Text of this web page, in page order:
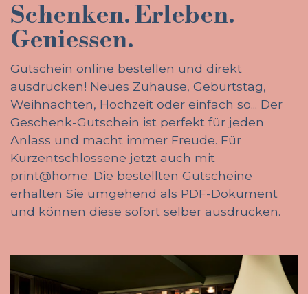
Schenken. Erleben.
Geniessen.
Gutschein online bestellen und direkt
ausdrucken! Neues Zuhause, Geburtstag,
Weihnachten, Hochzeit oder einfach so... Der
Geschenk-Gutschein ist perfekt für jeden
Anlass und macht immer Freude. Für
Kurzentschlossene jetzt auch mit
print@home: Die bestellten Gutscheine
erhalten Sie umgehend als PDF-Dokument
und können diese sofort selber ausdrucken.